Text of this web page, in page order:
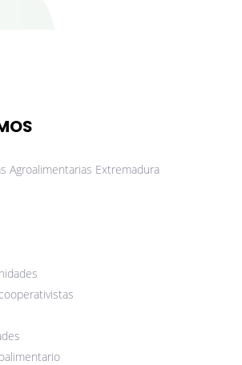
Agroalimentarias Extremadura